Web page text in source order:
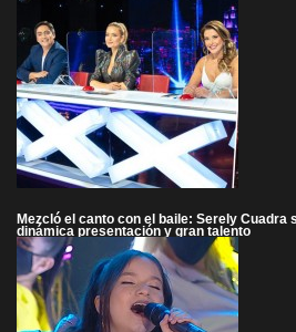
Mezcló el canto con el baile: Serely Cuadra
dinámica presentación y gran talento